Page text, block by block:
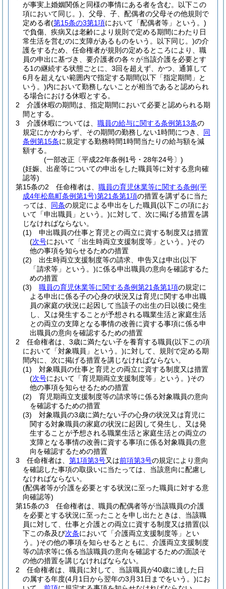
が事実上婚姻関係と同様の事情にある者を含む。以下この
項において同じ。) 、父母、子、配偶者の父母その他規則で
定める者(第15条の3第1項において「配偶者等」という。)
で負傷、疾病又は老齢により規則で定める期間にわたり日
常生活を営むのに支障があるものをいう。以下同じ。)の介
護をするため、任命権者が規則の定めるところにより、職
員の申出に基づき、要介護者の各々が当該介護を必要とす
る1の継続する状態ごとに、3回を超えず、かつ、通算して
6月を超えない範囲内で指定する期間(以下「指定期間」と
いう。)内において勤務しないことが相当であると認められ
る場合における休暇とする。
2
介護休暇の期間は、指定期間において必要と認められる期
間とする。
3
介護休暇については、 職員の給与に関する条例第13条の
規定にかかわらず、その期間の勤務しない1時間につき、 同
条例第15条に規定する勤務時間1時間当たりの給与額を減
額する。
(一部改正〔平成22年条例1号・28年24号〕)
(妊娠、出産等についての申出をした職員等に対する意向確
認等)
第15条の2
任命権者は、 職員の育児休業等に関する条例(平
成4年松島町条例第1号)第21条第1項の措置を講ずるに当た
っては、 同条の規定による申出をした職員(以下この項にお
いて「申出職員」という。)に対して、次に掲げる措置を講
じなければならない。
(1)
申出職員の仕事と育児との両立に資する制度又は措置
(次号において「出生時両立支援制度等」という。)その
他の事項を知らせるための措置
(2)
出生時両立支援制度等の請求、申告又は申出(以下
「請求等」という。)に係る申出職員の意向を確認するた
めの措置
(3)
職員の育児休業等に関する条例第21条第1項の規定に
よる申出に係る子の心身の状況又は育児に関する申出職
員の家庭の状況に起因して当該子の出生の日以後に発生
し、又は発生することが予想される職業生活と家庭生活
との両立の支障となる事情の改善に資する事項に係る申
出職員の意向を確認するための措置
2
任命権者は、3歳に満たない子を養育する職員(以下この項
において「対象職員」という。)に対して、規則で定める期
間内に、次に掲げる措置を講じなければならない。
(1)
対象職員の仕事と育児との両立に資する制度又は措置
(次号において「育児期両立支援制度等」という。)その
他の事項を知らせるための措置
(2)
育児期両立支援制度等の請求等に係る対象職員の意向
を確認するための措置
(3)
対象職員の3歳に満たない子の心身の状況又は育児に
関する対象職員の家庭の状況に起因して発生し、又は発
生することが予想される職業生活と家庭生活との両立の
支障となる事情の改善に資する事項に係る対象職員の意
向を確認するための措置
3
任命権者は、 第1項第3号又は前項第3号の規定により意向
を確認した事項の取扱いに当たっては、当該意向に配慮し
なければならない。
(配偶者等が介護を必要とする状況に至った職員に対する意
向確認等)
第15条の3
任命権者は、職員の配偶者等が当該職員の介護
を必要とする状況に至ったことを申し出たときは、当該職
員に対して、仕事と介護との両立に資する制度又は措置(以
下この条及び次条において「介護両立支援制度等」とい
う。)その他の事項を知らせるとともに、介護両立支援制度
等の請求等に係る当該職員の意向を確認するための面談そ
の他の措置を講じなければならない。
2
任命権者は、職員に対して、当該職員が40歳に達した日
の属する年度(4月1日から翌年の3月31日までをいう。)にお